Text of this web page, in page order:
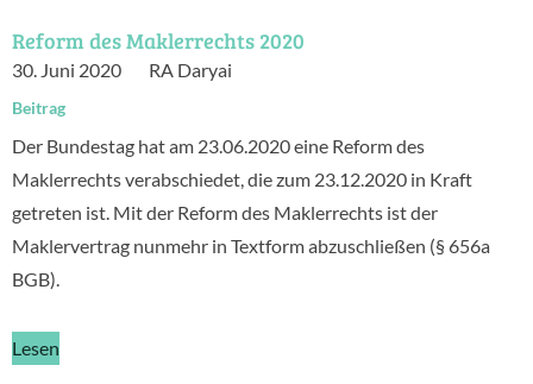
Reform des Maklerrechts 2020
30. Juni 2020 RA Daryai
Beitrag
Der Bundestag hat am 23.06.2020 eine Reform des
Maklerrechts verabschiedet, die zum 23.12.2020 in Kraft
getreten ist. Mit der Reform des Maklerrechts ist der
Maklervertrag nunmehr in Textform abzuschließen (§ 656a
BGB).
Lesen